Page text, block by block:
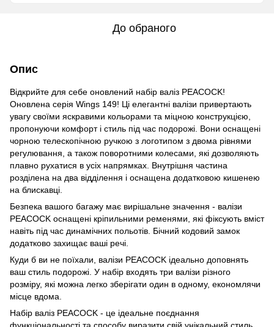
До обраного
Опис
Відкрийте для себе оновлений набір валіз PEACOCK!
Оновлена серія Wings 149! Ці елегантні валізи привертають
увагу своїми яскравими кольорами та міцною конструкцією,
пропонуючи комфорт і стиль під час подорожі. Вони оснащені
чорною телескопічною ручкою з логотипом з двома рівнями
регулювання, а також поворотними колесами, які дозволяють
плавно рухатися в усіх напрямках. Внутрішня частина
розділена на два відділення і оснащена додатковою кишенею
на блискавці.
Безпека вашого багажу має вирішальне значення - валізи
PEACOCK оснащені кріпильними ременями, які фіксують вміст
навіть під час динамічних польотів. Бічний кодовий замок
додатково захищає ваші речі.
Куди б ви не поїхали, валізи PEACOCK ідеально доповнять
ваш стиль подорожі. У набір входять три валізи різного
розміру, які можна легко зберігати один в одному, економлячи
місце вдома.
Набір валіз PEACOCK - це ідеальне поєднання
функціональності та способу виразити свій унікальний стиль